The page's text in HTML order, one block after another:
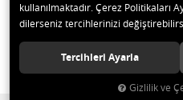
© 2020 Ufuk Şaka Oyunları ve
kullanılmaktadır. Çerez Politikaları
dilerseniz tercihlerinizi
Tercihleri Ayarla
Gizlilik ve